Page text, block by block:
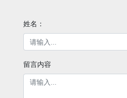
姓名：
留言内容